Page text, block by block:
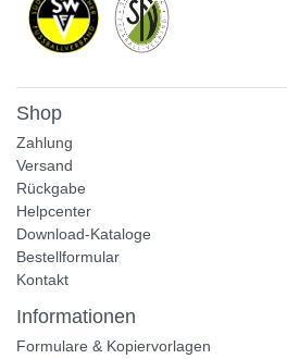
Shop
Zahlung
Versand
Rückgabe
Helpcenter
Download-Kataloge
Bestellformular
Kontakt
Informationen
Formulare & Kopiervorlagen